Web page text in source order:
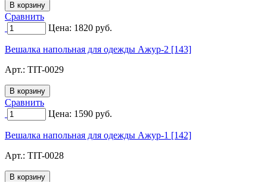
Сравнить
Цена: 1820 руб.
Вешалка напольная для одежды Ажур-2 [143]
Арт.: TIT-0029
Сравнить
Цена: 1590 руб.
Вешалка напольная для одежды Ажур-1 [142]
Арт.: TIT-0028